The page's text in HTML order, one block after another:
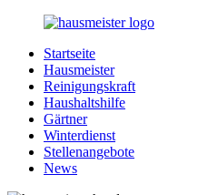
Zurück
Inhalt
Hausmeister.de
Alles
rund
Ihren
Haushalt
Startseite
Hausmeister
Reinigungskraft
Haushaltshilfe
Gärtner
Winterdienst
Stellenangebote
News